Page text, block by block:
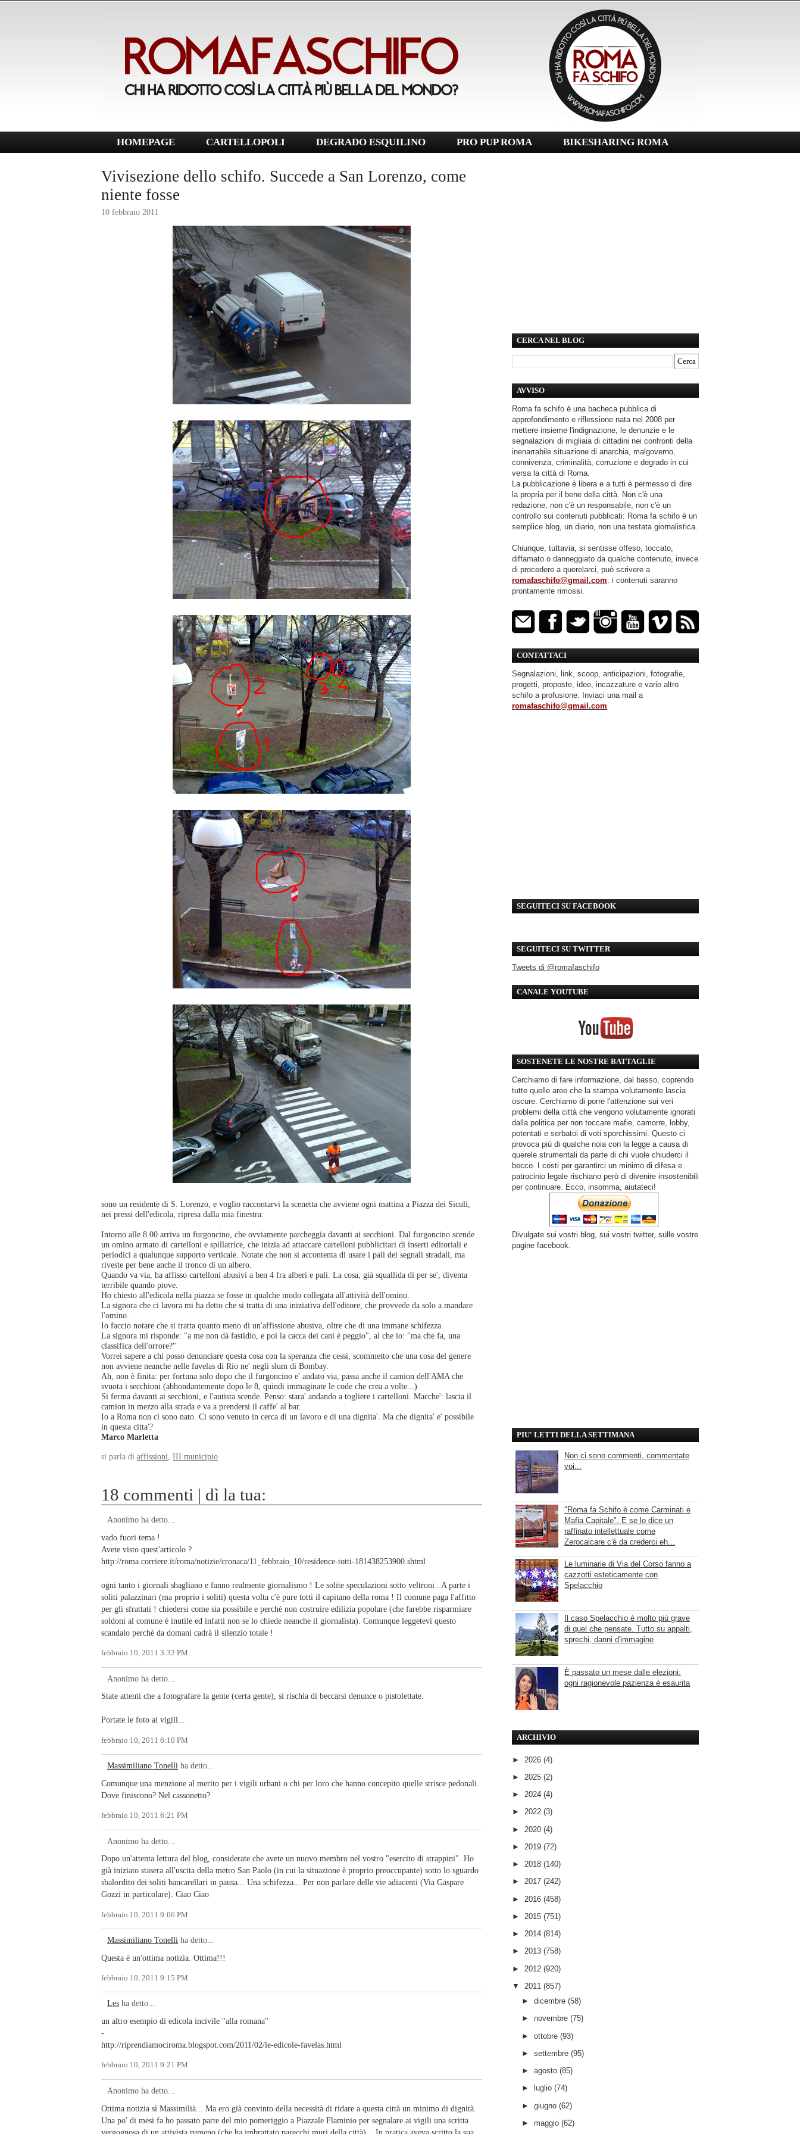
HOMEPAGE CARTELLOPOLI DEGRADO ESQUILINO PRO PUP ROMA BIKESHARING ROMA
Vivisezione dello schifo. Succede a San Lorenzo, come
niente fosse
10 febbraio 2011
sono un residente di S. Lorenzo, e voglio raccontarvi la scenetta che avviene ogni mattina a Piazza dei Siculi,
nei pressi dell'edicola, ripresa dalla mia finestra:
Intorno alle 8.00 arriva un furgoncino, che ovviamente parcheggia davanti ai secchioni. Dal furgoncino scende
un omino armato di cartelloni e spillatrice, che inizia ad attaccare cartelloni pubblicitari di inserti editoriali e
periodici a qualunque supporto verticale. Notate che non si accontenta di usare i pali dei segnali stradali, ma
riveste per bene anche il tronco di un albero.
Quando va via, ha affisso cartelloni abusivi a ben 4 fra alberi e pali. La cosa, già squallida di per se', diventa
terribile quando piove.
Ho chiesto all'edicola nella piazza se fosse in qualche modo collegata all'attività dell'omino.
La signora che ci lavora mi ha detto che si tratta di una iniziativa dell'editore, che provvede da solo a mandare
l'omino.
Io faccio notare che si tratta quanto meno di un'affissione abusiva, oltre che di una immane schifezza.
La signora mi risponde: "a me non dà fastidio, e poi la cacca dei cani è peggio", al che io: "ma che fa, una
classifica dell'orrore?"
Vorrei sapere a chi posso denunciare questa cosa con la speranza che cessi, scommetto che una cosa del genere
non avviene neanche nelle favelas di Rio ne' negli slum di Bombay.
Ah, non è finita: per fortuna solo dopo che il furgoncino e' andato via, passa anche il camion dell'AMA che
svuota i secchioni (abbondantemente dopo le 8, quindi immaginate le code che crea a volte...)
Si ferma davanti ai secchioni, e l'autista scende. Penso: stara' andando a togliere i cartelloni. Macche': lascia il
camion in mezzo alla strada e va a prendersi il caffe' al bar.
Io a Roma non ci sono nato. Ci sono venuto in cerca di un lavoro e di una dignita'. Ma che dignita' e' possibile
in questa citta'?
Marco Marletta
si parla di affissioni, III municipio
18 commenti | dì la tua:
Anonimo ha detto...
vado fuori tema !
Avete visto quest'articolo ?
http://roma.corriere.it/roma/notizie/cronaca/11_febbraio_10/residence-totti-181438253900.shtml
ogni tanto i giornali sbagliano e fanno realmente giornalismo ! Le solite speculazioni sotto veltroni . A parte i
soliti palazzinari (ma proprio i soliti) questa volta c'è pure totti il capitano della roma ! Il comune paga l'affitto
per gli sfrattati ! chiedersi come sia possibile e perchè non costruire edilizia popolare (che farebbe risparmiare
soldoni al comune è inutile ed infatti non se lo chiede neanche il giornalista). Comunque leggetevi questo
scandalo perchè da domani cadrà il silenzio totale !
febbraio 10, 2011 3:32 PM
Anonimo ha detto...
State attenti che a fotografare la gente (certa gente), si rischia di beccarsi denunce o pistolettate.
Portate le foto ai vigili...
febbraio 10, 2011 6:10 PM
Massimiliano Tonelli ha detto...
Comunque una menzione al merito per i vigili urbani o chi per loro che hanno concepito quelle strisce pedonali.
Dove finiscono? Nel cassonetto?
febbraio 10, 2011 6:21 PM
Anonimo ha detto...
Dopo un'attenta lettura del blog, considerate che avete un nuovo membro nel vostro "esercito di strappini". Ho
già iniziato stasera all'uscita della metro San Paolo (in cui la situazione è proprio preoccupante) sotto lo sguardo
sbalordito dei soliti bancarellari in pausa... Una schifezza... Per non parlare delle vie adiacenti (Via Gaspare
Gozzi in particolare). Ciao Ciao
febbraio 10, 2011 9:06 PM
Massimiliano Tonelli ha detto...
Questa è un'ottima notizia. Ottima!!!
febbraio 10, 2011 9:15 PM
Les ha detto...
un altro esempio di edicola incivile "alla romana"
-
http://riprendiamociroma.blogspot.com/2011/02/le-edicole-favelas.html
febbraio 10, 2011 9:21 PM
Anonimo ha detto...
Ottima notizia sì Massimilià... Ma ero già convinto della necessità di ridare a questa città un minimo di dignità.
Una po' di mesi fa ho passato parte del mio pomeriggio a Piazzale Flaminio per segnalare ai vigili una scritta
vergognosa di un attivista rumeno (che ha imbrattato parecchi muri della città)... In pratica aveva scritto la sua
CERCA NEL BLOG
AVVISO
Roma fa schifo è una bacheca pubblica di
approfondimento e riflessione nata nel 2008 per
mettere insieme l'indignazione, le denunzie e le
segnalazioni di migliaia di cittadini nei confronti della
inenarrabile situazione di anarchia, malgoverno,
connivenza, criminalità, corruzione e degrado in cui
versa la città di Roma.
La pubblicazione è libera e a tutti è permesso di dire
la propria per il bene della città. Non c'è una
redazione, non c'è un responsabile, non c'è un
controllo sui contenuti pubblicati: Roma fa schifo è un
semplice blog, un diario, non una testata giornalistica.
Chiunque, tuttavia, si sentisse offeso, toccato,
diffamato o danneggiato da qualche contenuto, invece
di procedere a querelarci, può scrivere a
romafaschifo@gmail.com: i contenuti saranno
prontamente rimossi.
CONTATTACI
Segnalazioni, link, scoop, anticipazioni, fotografie,
progetti, proposte, idee, incazzature e vario altro
schifo a profusione. Inviaci una mail a
romafaschifo@gmail.com
SEGUITECI SU FACEBOOK
SEGUITECI SU TWITTER
Tweets di @romafaschifo
CANALE YOUTUBE
SOSTENETE LE NOSTRE BATTAGLIE
Cerchiamo di fare informazione, dal basso, coprendo
tutte quelle aree che la stampa volutamente lascia
oscure. Cerchiamo di porre l'attenzione sui veri
problemi della città che vengono volutamente ignorati
dalla politica per non toccare mafie, camorre, lobby,
potentati e serbatoi di voti sporchissimi. Questo ci
provoca più di qualche noia con la legge a causa di
querele strumentali da parte di chi vuole chiuderci il
becco. I costi per garantirci un minimo di difesa e
patrocinio legale rischiano però di divenire insostenibili
per continuare. Ecco, insomma, aiutateci!
Divulgate sui vostri blog, sui vostri twitter, sulle vostre
pagine facebook.
PIU' LETTI DELLA SETTIMANA
Non ci sono commenti, commentate
voi...
"Roma fa Schifo è come Carminati e
Mafia Capitale". E se lo dice un
raffinato intellettuale come
Zerocalcare c'è da crederci eh...
Le luminarie di Via del Corso fanno a
cazzotti esteticamente con
Spelacchio
Il caso Spelacchio è molto più grave
di quel che pensate. Tutto su appalti,
sprechi, danni d'immagine
È passato un mese dalle elezioni:
ogni ragionevole pazienza è esaurita
ARCHIVIO
► 2026 (4)
► 2025 (2)
► 2024 (4)
► 2022 (3)
► 2020 (4)
► 2019 (72)
► 2018 (140)
► 2017 (242)
► 2016 (458)
► 2015 (751)
► 2014 (814)
► 2013 (758)
► 2012 (920)
▼ 2011 (857)
► dicembre (58)
► novembre (75)
► ottobre (93)
► settembre (95)
► agosto (85)
►
luglio (74)
► giugno (62)
► maggio (62)